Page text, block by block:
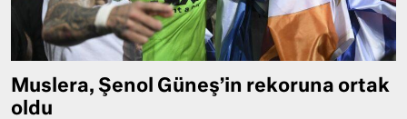
Muslera, Şenol Güneş’in rekoruna ortak
oldu